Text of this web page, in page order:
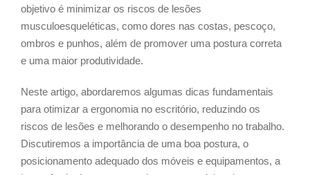
objetivo é minimizar os riscos de lesões
musculoesqueléticas, como dores nas costas, pescoço,
ombros e punhos, além de promover uma postura correta
e uma maior produtividade.
Neste artigo, abordaremos algumas dicas fundamentais
para otimizar a ergonomia no escritório, reduzindo os
riscos de lesões e melhorando o desempenho no trabalho.
Discutiremos a importância de uma boa postura, o
posicionamento adequado dos móveis e equipamentos, a